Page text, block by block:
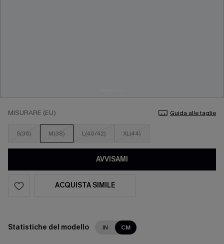
MISURARE (EU) Guida alle taglie
S(36) M(38) L(40/42) XL(44)
AVVISAMI
ACQUISTA SIMILE
Statistiche del modello IN CM